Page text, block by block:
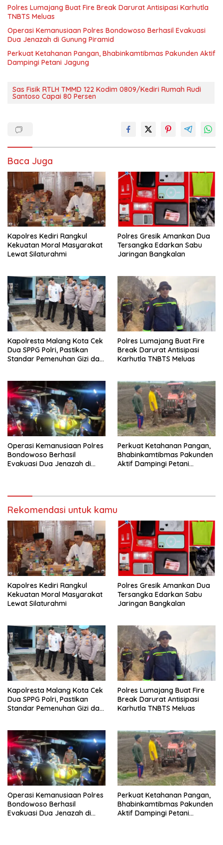
Polres Lumajang Buat Fire Break Darurat Antisipasi Karhutla
TNBTS Meluas
Operasi Kemanusiaan Polres Bondowoso Berhasil Evakuasi
Dua Jenazah di Gunung Piramid
Perkuat Ketahanan Pangan, Bhabinkamtibmas Pakunden Aktif
Dampingi Petani Jagung
Sas Fisik RTLH TMMD 122 Kodim 0809/Kediri Rumah Rudi
Santoso Capai 80 Persen
Baca Juga
Kapolres Kediri Rangkul
Kekuatan Moral Masyarakat
Lewat Silaturahmi
Polres Gresik Amankan Dua
Tersangka Edarkan Sabu
Jaringan Bangkalan
Kapolresta Malang Kota Cek
Dua SPPG Polri, Pastikan
Standar Pemenuhan Gizi dan
Polres Lumajang Buat Fire
Break Darurat Antisipasi
Karhutla TNBTS Meluas
Operasi Kemanusiaan Polres
Bondowoso Berhasil
Evakuasi Dua Jenazah di
Perkuat Ketahanan Pangan,
Bhabinkamtibmas Pakunden
Aktif Dampingi Petani
Rekomendasi untuk kamu
Kapolres Kediri Rangkul
Kekuatan Moral Masyarakat
Lewat Silaturahmi
Polres Gresik Amankan Dua
Tersangka Edarkan Sabu
Jaringan Bangkalan
Kapolresta Malang Kota Cek
Dua SPPG Polri, Pastikan
Standar Pemenuhan Gizi dan
Polres Lumajang Buat Fire
Break Darurat Antisipasi
Karhutla TNBTS Meluas
Operasi Kemanusiaan Polres
Bondowoso Berhasil
Evakuasi Dua Jenazah di
Perkuat Ketahanan Pangan,
Bhabinkamtibmas Pakunden
Aktif Dampingi Petani